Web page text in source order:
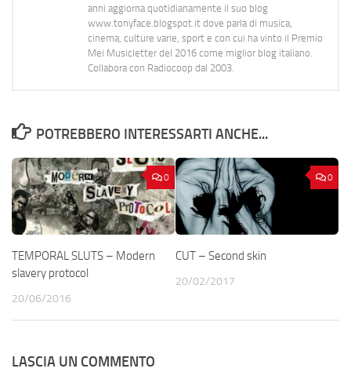
anni aggiorna quotidianamente il suo blog
www.tonyface.blogspot.it dove parla di musica,
cinema, culture varie, sport e con cui ha vinto il Premio
Mei Musicletter del 2016 come miglior blog italiano.
Collabora con Radiocoop dal 2003.
POTREBBERO INTERESSARTI ANCHE...
0
TEMPORAL SLUTS – Modern
slavery protocol
20/06/2016
0
CUT – Second skin
20/02/2017
LASCIA UN COMMENTO